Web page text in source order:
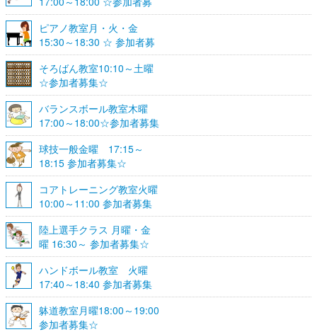
集☆
ピアノ教室月・火・金
15:30～18:30 ☆ 参加者募
集☆
そろばん教室10:10～土曜
☆参加者募集☆
バランスボール教室木曜
17:00～18:00☆参加者募集
☆
球技一般金曜 17:15～
18:15 参加者募集☆
コアトレーニング教室火曜
10:00～11:00 参加者募集
陸上選手クラス 月曜・金
曜 16:30～ 参加者募集☆
ハンドボール教室 火曜
17:40～18:40 参加者募集
☆
躰道教室月曜18:00～19:00
参加者募集☆